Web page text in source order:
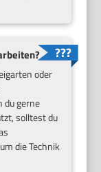
oder
du gerne
solltest du
die Technik